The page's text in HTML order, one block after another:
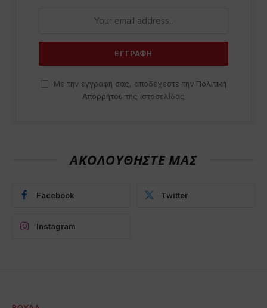
Με την εγγραφή σας, αποδέχεστε την Πολιτική
Απορρήτου της ιστοσελίδας
ΑΚΟΛΟΥΘΗΣΤΕ ΜΑΣ
Facebook Twitter
Instagram